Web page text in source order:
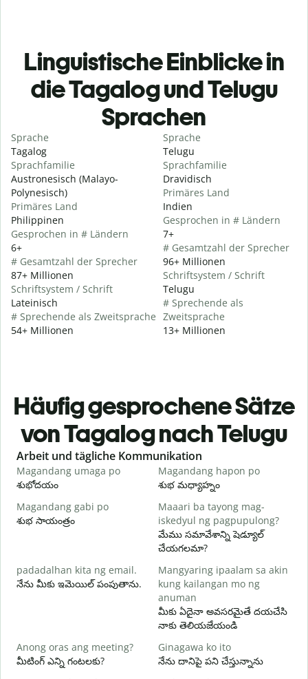
Linguistische Einblicke in
die Tagalog und Telugu
Sprachen
Sprache
Tagalog
Sprachfamilie
Austronesisch (Malayo-
Polynesisch)
Primäres Land
Philippinen
Gesprochen in # Ländern
6+
# Gesamtzahl der Sprecher
87+ Millionen
Schriftsystem / Schrift
Lateinisch
# Sprechende als Zweitsprache
54+ Millionen
Sprache
Telugu
Sprachfamilie
Dravidisch
Primäres Land
Indien
Gesprochen in # Ländern
7+
# Gesamtzahl der Sprecher
96+ Millionen
Schriftsystem / Schrift
Telugu
# Sprechende als
Zweitsprache
13+ Millionen
Häufig gesprochene Sätze
von Tagalog nach Telugu
Slide 1 of 6
Arbeit und tägliche Kommunikation
Magandang umaga po
శుభోదయం
Magandang hapon po
శుభ మధ్యాహ్నం
Magandang gabi po
శుభ సాయంత్రం
Maaari ba tayong mag-
iskedyul ng pagpupulong?
మేము సమావేశాన్ని షెడ్యూల్
చేయగలమా?
padadalhan kita ng email.
నేను మీకు ఇమెయిల్ పంపుతాను.
Mangyaring ipaalam sa akin
kung kailangan mo ng
anuman
మీకు ఏదైనా అవసరమైతే దయచేసి
నాకు తెలియజేయండి
Anong oras ang meeting?
మీటింగ్ ఎన్ని గంటలకు?
Ginagawa ko ito
నేను దానిపై పని చేస్తున్నాను